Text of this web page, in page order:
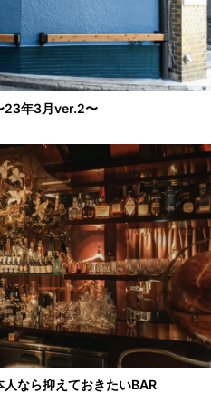
23年3月ver.2〜
なら抑えておきたいBAR